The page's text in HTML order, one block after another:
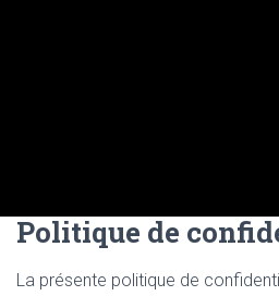
Politique de
La présente politique de